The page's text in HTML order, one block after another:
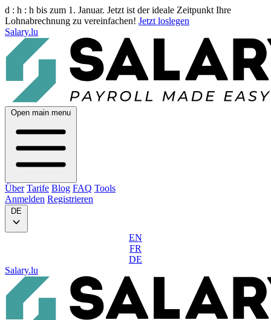
d : h : h bis zum 1. Januar. Jetzt ist der ideale Zeitpunkt Ihre
Lohnabrechnung zu vereinfachen! Jetzt loslegen
Salary.lu
Open main menu
Über Tarife Blog FAQ Tools
Anmelden Registrieren
DE
EN
FR
DE
Salary.lu